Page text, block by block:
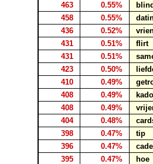
463
0.55%
458
0.55%
436
0.52%
431
0.51%
flirt
431
0.51%
423
0.50%
410
0.49%
408
0.49%
408
0.49%
404
0.48%
398
0.47%
tip
396
0.47%
395
0.47%
hoe